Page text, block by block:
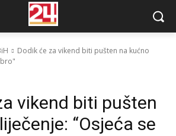
Dodik će za vikend biti pušten na kućno
vikend biti pušten
“Osjeća se